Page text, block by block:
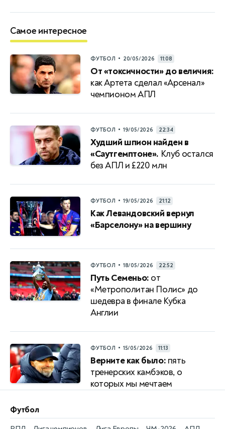
Самое интересное
ФУТБОЛ • 20/05/2026 11:08
От «токсичности» до величия:
как Артета сделал «Арсенал»
чемпионом АПЛ
ФУТБОЛ • 19/05/2026 22:34
Худший шпион найден в
«Саутгемптоне». Клуб остался
без АПЛ и £220 млн
ФУТБОЛ • 19/05/2026 21:12
Как Левандовский вернул
«Барселону» на вершину
ФУТБОЛ • 18/05/2026 22:52
Путь Семеньо: от
«Метрополитан Полис» до
шедевра в финале Кубка
Англии
ФУТБОЛ • 15/05/2026 11:13
Верните как было: пять
тренерских камбэков, о
которых мы мечтаем
Футбол